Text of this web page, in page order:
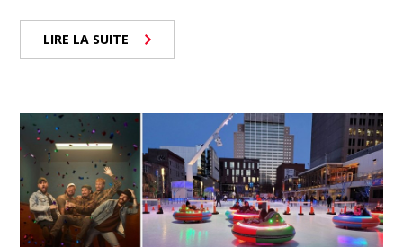
LIRE LA SUITE